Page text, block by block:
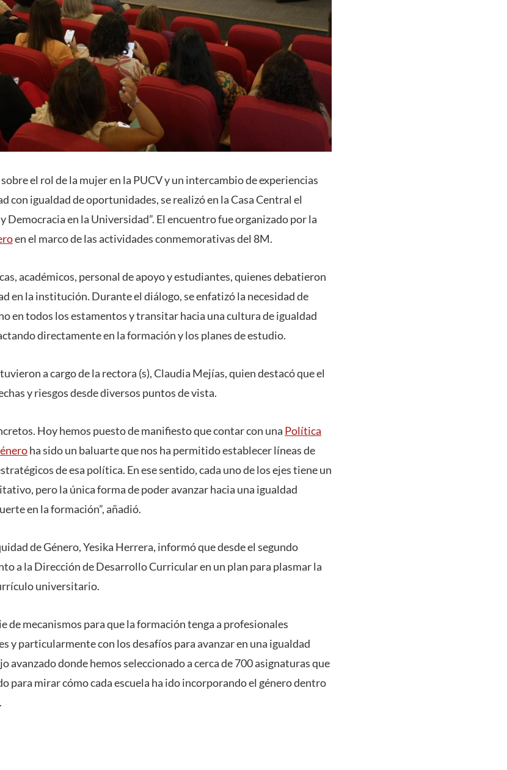
el rol de la mujer en la PUCV y un intercambio de experiencias
con igualdad de oportunidades, se realizó en la Casa Central el
Democracia en la Universidad”. El encuentro fue organizado por la
en el marco de las actividades conmemorativas del 8M.
académicos, personal de apoyo y estudiantes, quienes debatieron
en la institución. Durante el diálogo, se enfatizó la necesidad de
en todos los estamentos y transitar hacia una cultura de igualdad
directamente en la formación y los planes de estudio.
a cargo de la rectora (s), Claudia Mejías, quien destacó que el
y riesgos desde diversos puntos de vista.
Hoy hemos puesto de manifiesto que contar con una Política
ha sido un baluarte que nos ha permitido establecer líneas de
de esa política. En ese sentido, cada uno de los ejes tiene un
pero la única forma de poder avanzar hacia una igualdad
en la formación”, añadió.
de Género, Yesika Herrera, informó que desde el segundo
a la Dirección de Desarrollo Curricular en un plan para plasmar la
universitario.
de mecanismos para que la formación tenga a profesionales
y particularmente con los desafíos para avanzar en una igualdad
avanzado donde hemos seleccionado a cerca de 700 asignaturas que
para mirar cómo cada escuela ha ido incorporando el género dentro